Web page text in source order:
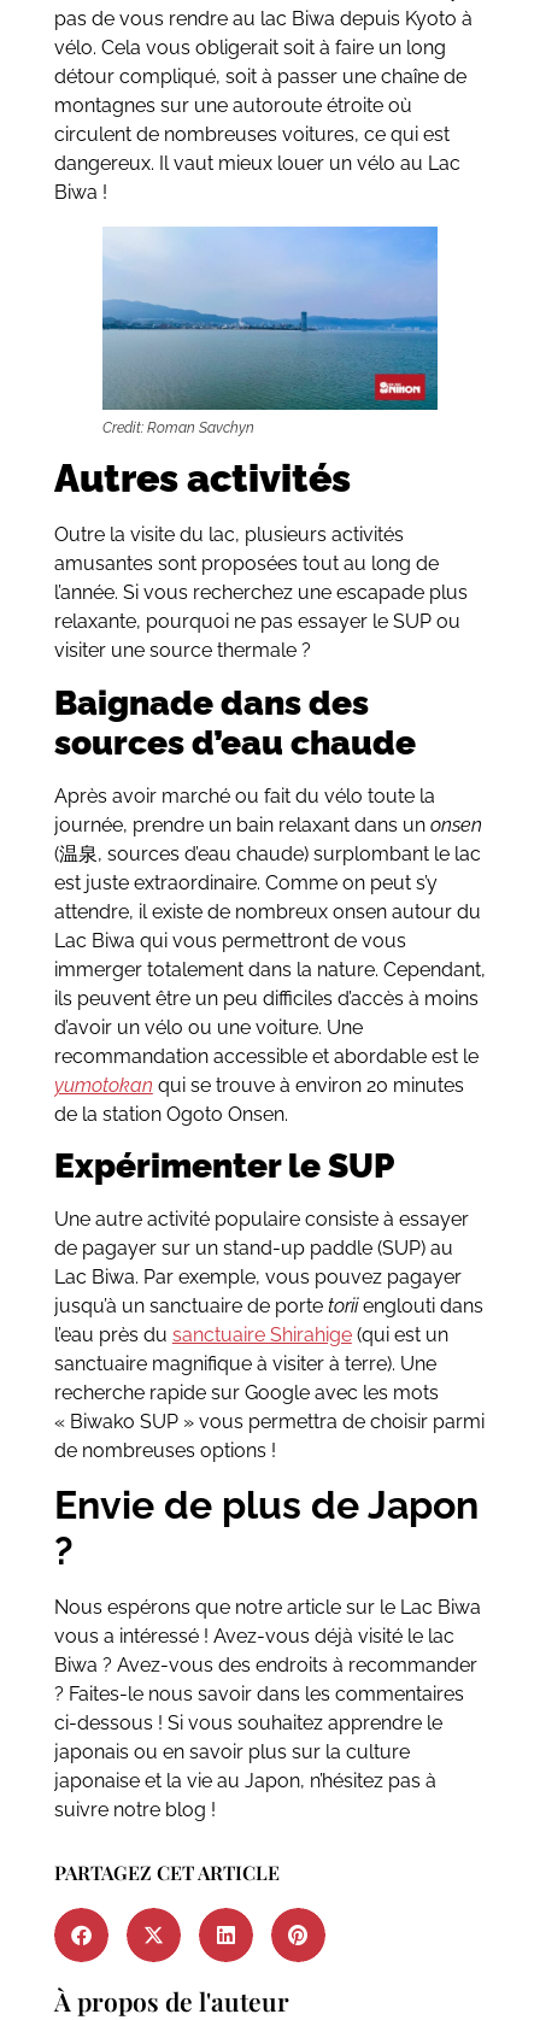
pas de vous rendre au lac Biwa depuis Kyoto à
vélo. Cela vous obligerait soit à faire un long
détour compliqué, soit à passer une chaîne de
montagnes sur une autoroute étroite où
circulent de nombreuses voitures, ce qui est
dangereux. Il vaut mieux louer un vélo au Lac
Biwa !
Credit: Roman Savchyn
Autres activités
Outre la visite du lac, plusieurs activités
amusantes sont proposées tout au long de
l’année. Si vous recherchez une escapade plus
relaxante, pourquoi ne pas essayer le SUP ou
visiter une source thermale ?
Baignade dans des
sources d’eau chaude
Après avoir marché ou fait du vélo toute la
journée, prendre un bain relaxant dans un onsen
(温泉, sources d’eau chaude) surplombant le lac
est juste extraordinaire. Comme on peut s’y
attendre, il existe de nombreux onsen autour du
Lac Biwa qui vous permettront de vous
immerger totalement dans la nature. Cependant,
ils peuvent être un peu difficiles d’accès à moins
d’avoir un vélo ou une voiture. Une
recommandation accessible et abordable est le
yumotokan qui se trouve à environ 20 minutes
de la station Ogoto Onsen.
Expérimenter le SUP
Une autre activité populaire consiste à essayer
de pagayer sur un stand-up paddle (SUP) au
Lac Biwa. Par exemple, vous pouvez pagayer
jusqu’à un sanctuaire de porte toriienglouti dans
l’eau près du sanctuaire Shirahige(qui est un
sanctuaire magnifique à visiter à terre). Une
recherche rapide sur Google avec les mots
« Biwako SUP » vous permettra de choisir parmi
de nombreuses options !
Envie de plus de Japon
?
Nous espérons que notre article sur le Lac Biwa
vous a intéressé ! Avez-vous déjà visité le lac
Biwa ? Avez-vous des endroits à recommander
? Faites-le nous savoir dans les commentaires
ci-dessous ! Si vous souhaitez apprendre le
japonais ou en savoir plus sur la culture
japonaise et la vie au Japon, n’hésitez pas à
suivre notre blog !
PARTAGEZ CET ARTICLE
À propos de l'auteur